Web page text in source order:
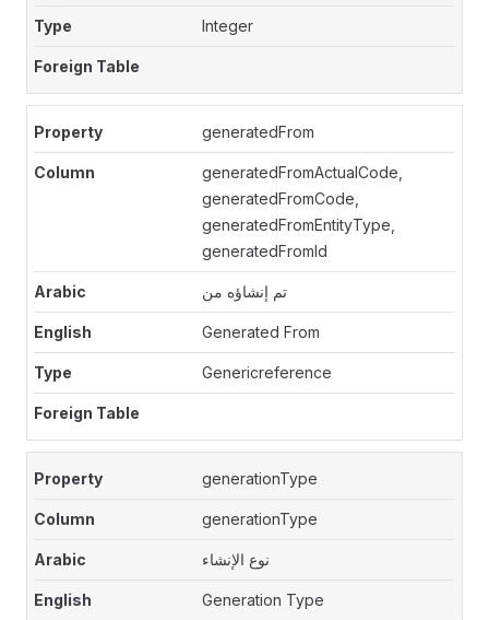
Integer
generatedFrom
generatedFromActualCode,
generatedFromCode,
generatedFromEntityType,
generatedFromId
تم إنشاؤه من
Generated From
Genericreference
generationType
generationType
نوع الإنشاء
Generation Type